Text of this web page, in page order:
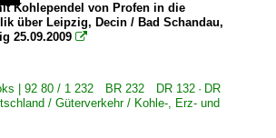
Kohlependel von Profen in die
über Leipzig, Decin / Bad Schandau,
25.09.2009 
| 92 80 / 1 232 BR 232 DR 132 · DR
/ Güterverkehr / Kohle-, Erz- und